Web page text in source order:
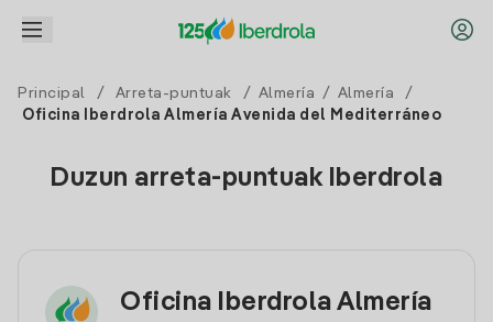
Principal / Arreta-puntuak / Almería / Almería
/
Oficina Iberdrola Almería Avenida del Mediterráneo
Duzun arreta-puntuak Iberdrola
Oficina Iberdrola Almería